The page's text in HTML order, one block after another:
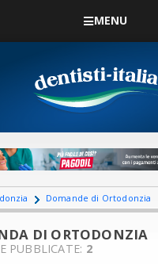
MENU
Domande di Ortodonzia
DI ORTODONZIA
PUBBLICATE: 2